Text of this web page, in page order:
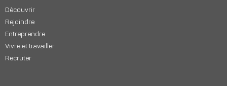
Découvrir
Rejoindre
Entreprendre
Vivre et travailler
Recruter